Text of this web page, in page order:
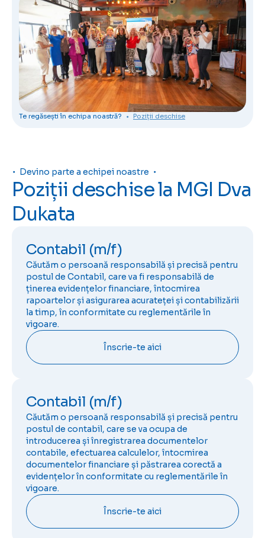
Te regăsești în echipa noastră? Poziții deschise
Devino parte a echipei noastre
Poziții deschise la MGI Dva
Dukata
Contabil (m/f)
Căutăm o persoană responsabilă și precisă pentru
postul de Contabil, care va fi responsabilă de
ținerea evidențelor financiare, întocmirea
rapoartelor și asigurarea acurateței și contabilizării
la timp, în conformitate cu reglementările în
vigoare.
Înscrie-te aici
Contabil (m/f)
Căutăm o persoană responsabilă și precisă pentru
postul de contabil, care se va ocupa de
introducerea și înregistrarea documentelor
contabile, efectuarea calculelor, întocmirea
documentelor financiare și păstrarea corectă a
evidențelor în conformitate cu reglementările în
vigoare.
Înscrie-te aici